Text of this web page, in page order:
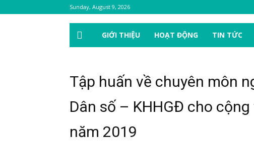
Sunday, August 9, 2026
GIỚI THIỆU HOẠT ĐỘNG TIN TỨC
Tập huấn về chuyên môn
Dân số – KHHGĐ cho
năm 2019